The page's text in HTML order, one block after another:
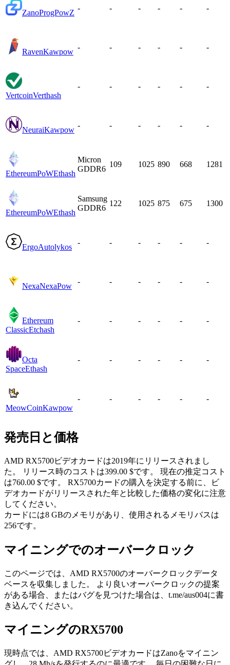
ZanoProgPowZ
- - - - - -
RavenKawpow
- - - - - -
VertcoinVerthash
- - - - - -
NeuraiKawpow
- - - - - -
EthereumPoWEthash
Micron
GDDR6
109 1025 890 668 1281
EthereumPoWEthash
Samsung
GDDR6
122 1025 875 675 1300
ErgoAutolykos
- - - - - -
NexaNexaPow
- - - - - -
Ethereum
ClassicEtchash
- - - - - -
Octa
SpaceEthash
- - - - - -
MeowCoinKawpow
- - - - - -
発売日と価格
AMD RX5700ビデオカードは2019年にリリースされまし
た。 リリース時のコストは399.00 $です。 現在の推定コスト
は760.00 $です。 RX5700カードの購入を決定する前に、ビ
デオカードがリリースされた年と比較した価格の変化に注意
してください。
カードには8 GBのメモリがあり、使用されるメモリバスは
256です。
マイニングでのオーバークロック
このページでは、AMD RX5700のオーバークロックデータ
ベースを収集しました。 より良いオーバークロックの提案
がある場合、またはバグを見つけた場合は、t.me/aus004に書
き込んでください。
マイニングのRX5700
現時点では、AMD RX5700ビデオカードはZanoをマイニン